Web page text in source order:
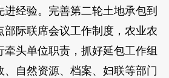
经验。完善第二轮土地承包到
部际联席会议工作制度，农业农
头单位职责，抓好延包工作组
自然资源、档案、妇联等部门